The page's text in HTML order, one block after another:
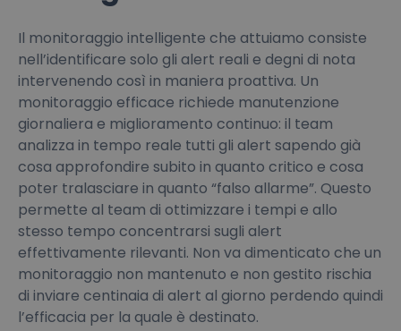
Il monitoraggio intelligente che attuiamo consiste
nell’identificare solo gli alert reali e degni di nota
intervenendo così in maniera proattiva. Un
monitoraggio efficace richiede manutenzione
giornaliera e miglioramento continuo: il team
analizza in tempo reale tutti gli alert sapendo già
cosa approfondire subito in quanto critico e cosa
poter tralasciare in quanto “falso allarme”. Questo
permette al team di ottimizzare i tempi e allo
stesso tempo concentrarsi sugli alert
effettivamente rilevanti. Non va dimenticato che un
monitoraggio non mantenuto e non gestito rischia
di inviare centinaia di alert al giorno perdendo quindi
l’efficacia per la quale è destinato.